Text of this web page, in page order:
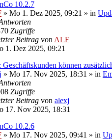
10.2.7
» Mo 1. Dez 2025, 09:21 » in
Zugriffe
Beitrag von ALF
1. Dez 2025, 09:21
können
» Mo 17. Nov 2025, 18:31 » in
Zugriffe
Beitrag von alexj
17. Nov 2025, 18:31
10.2.6
» Mo 17. Nov 2025, 09:41 » in